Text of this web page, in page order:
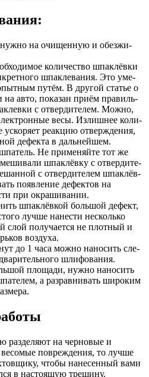
нуж­но на очи­щен­ную и обез­жи­
коли­че­ство шпа­клёв­ки
шпа­кле­ва­ния. Это уме­
путём. В дру­гой ста­тье о
на авто, пока­зан при­ём пра­виль­
с отвер­ди­те­лем. Мож­но,
весы. Излиш­нее коли­
уско­ря­ет реак­цию отвер­жде­ния,
дефек­та в дальнейшем.
Не при­ме­няй­те тот же
шпа­клёв­ку с отвер­ди­те­
с отвер­ди­те­лем шпа­клёв­
появ­ле­ние дефек­тов на
при окрашивании.
шпа­клёв­кой боль­шой дефект,
луч­ше нане­сти несколь­ко
слой полу­ча­ет­ся не плот­ный и
воздуха.
до 1 часа мож­но нано­сить сле­
шлифования.
пло­ща­ди, нуж­но нано­сить
а раз­рав­ни­вать широ­ким
разделяют на черновые и
повреждения, то лучше
чтобы нанесенный вами
в настоящую трещину.